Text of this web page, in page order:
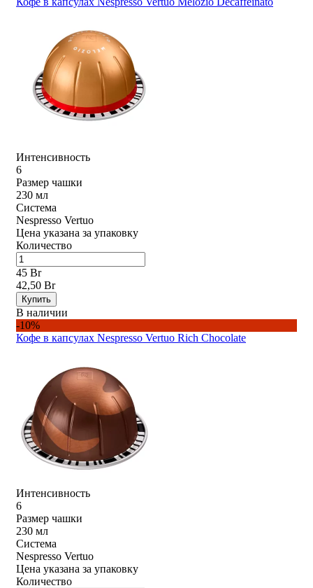
Интенсивность
6
Размер чашки
230 мл
Система
Nespresso Vertuo
Цена указана за упаковку
Количество
45 Br
42,50 Br
Купить
В наличии
-10%
Кофе в капсулах Nespresso Vertuo Rich Chocolate
Интенсивность
6
Размер чашки
230 мл
Система
Nespresso Vertuo
Цена указана за упаковку
Количество